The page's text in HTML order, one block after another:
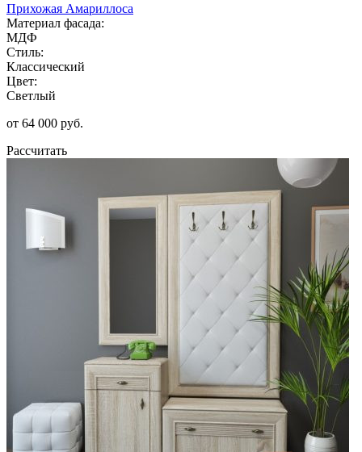
Прихожая Амариллоса
Материал фасада:
МДФ
Стиль:
Классический
Цвет:
Светлый
от 64 000 руб.
Рассчитать